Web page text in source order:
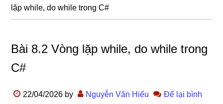
lặp while, do while trong C#
Bài 8.2 Vòng lặp while, do while trong
C#
22/04/2026 by Nguyễn Văn Hiếu
Để lại bình